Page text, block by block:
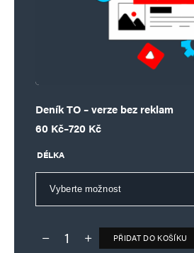
Deník TO – verze bez reklam
60 Kč–720 Kč
Rozpětí cen: 60 Kč až 720 Kč
DÉLKA
Deník TO – verze bez reklam množství
PŘIDAT DO KOŠÍKU